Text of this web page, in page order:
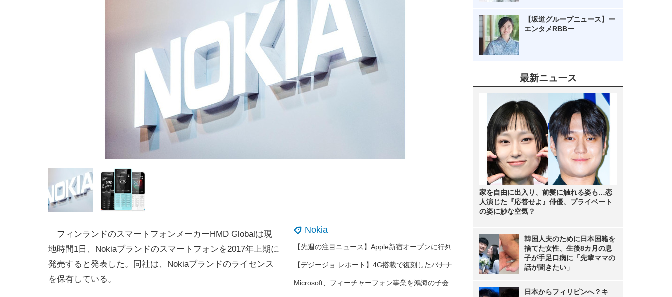
Nokia
フィンランドのスマートフォンメーカーHMD Globalは現
地時間1日、Nokiaブランドのスマートフォンを2017年上期に
発売すると発表した。同社は、Nokiaブランドのライセンス
を保有している。
【坂道グループニュース】ー
エンタメRBBー
最新ニュース
家を自由に出入り、前髪に触れる姿も…恋
人演じた『応答せよ』俳優、プライベート
の姿に妙な空気？
韓国人夫のために日本国籍を
捨てた女性、生後8カ月の息
子が手足口病に「先輩ママの
話が聞きたい」
日本からフィリピンへ？キ